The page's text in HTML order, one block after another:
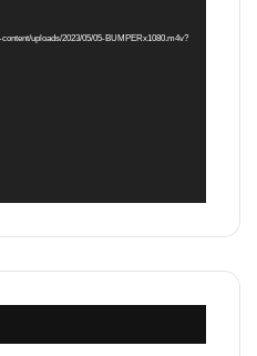
uploads/2023/05/05-BUMPERx1080.m4v?